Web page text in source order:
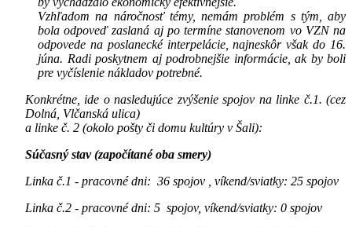
Vzhľadom na náročnosť témy, nemám problém s tým, aby
bola odpoveď zaslaná aj po termíne stanovenom vo VZN na
odpovede na poslanecké interpelácie, najneskôr však do 16.
júna. Radi poskytnem aj podrobnejšie informácie, ak by boli
pre vyčíslenie nákladov potrebné.
Konkrétne, ide o nasledujúce zvýšenie spojov na linke č.1. (cez
Dolná, Vlčanská ulica)
a linke č. 2 (okolo pošty či domu kultúry v Šali):
Súčasný stav (započítané oba smery)
Linka č.1 - pracovné dni: 36 spojov , víkend/sviatky: 25 spojov
Linka č.2 - pracovné dni: 5 spojov, víkend/sviatky: 0 spojov